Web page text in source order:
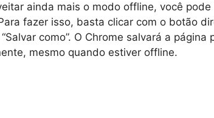
ainda mais o modo offline, você
fazer isso, basta clicar com o botão
como”. O Chrome salvará a
mesmo quando estiver offline.